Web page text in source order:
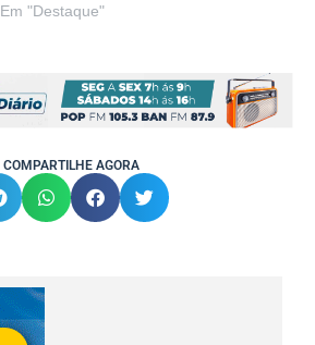
Em "Destaque"
COMPARTILHE AGORA